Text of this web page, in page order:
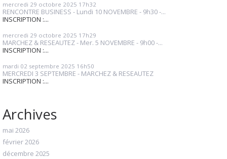
mercredi 29 octobre 2025 17h32
RENCONTRE BUSINESS - Lundi 10 NOVEMBRE - 9h30 -...
INSCRIPTION :...
mercredi 29 octobre 2025 17h29
MARCHEZ & RESEAUTEZ - Mer. 5 NOVEMBRE - 9h00 -...
INSCRIPTION :...
mardi 02 septembre 2025 16h50
MERCREDI 3 SEPTEMBRE - MARCHEZ & RESEAUTEZ
INSCRIPTION :...
Archives
mai 2026
février 2026
décembre 2025